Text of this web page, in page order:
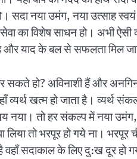
सदा नया उमंग, नया उत्साह
सेवा का विशेष साधन हो। अभी
और याद के बल से सफलता मिल
सकते हो? अविनाशी हैं और
खत्म हो जाता है। व्यर्थ
नया। तो हर संकल्प में नया
तो भरपूर हो गये ना।
सदाकाल के लिए दु:ख दूर हो